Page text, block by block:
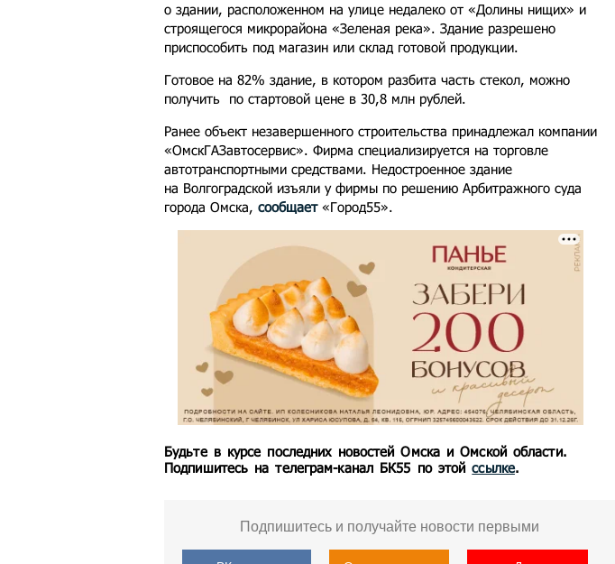
о здании, расположенном на улице недалеко от «Долины нищих» и
строящегося микрорайона «Зеленая река». Здание разрешено
приспособить под магазин или склад готовой продукции.
Готовое на 82% здание, в котором разбита часть стекол, можно
получить по стартовой цене в 30,8 млн рублей.
Ранее объект незавершенного строительства принадлежал компании
«ОмскГАЗавтосервис». Фирма специализируется на торговле
автотранспортными средствами. Недостроенное здание
на Волгоградской изъяли у фирмы по решению Арбитражного суда
города Омска, сообщает«Город55».
Будьте в курсе последних новостей Омска и Омской области.
Подпишитесь на телеграм-канал БК55 по этойссылке.
Подпишитесь и получайте новости первыми